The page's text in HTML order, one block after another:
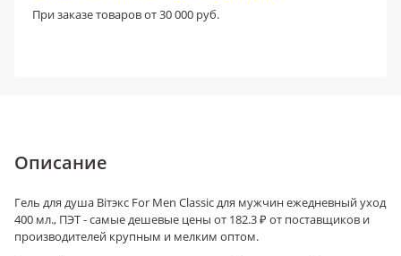
При заказе товаров от 30 000 руб.
Описание
Гель для душа Вiтэкс For Men Classic для мужчин ежедневный уход
400 мл., ПЭТ - самые дешевые цены от 182.3 ₽ от поставщиков и
производителей крупным и мелким оптом.